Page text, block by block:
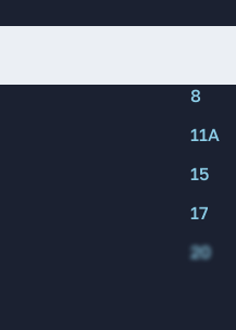
8
11А
15
17
20